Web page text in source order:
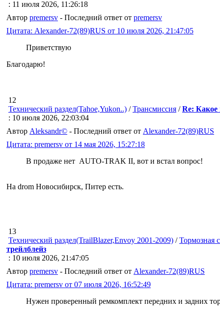
: 11 июля 2026, 11:26:18
Автор premersv - Последний ответ от premersv
Цитата: Alexander-72(89)RUS от 10 июля 2026, 21:47:05
Приветствую
Благодарю!
12
Технический раздел(Tahoe,Yukon..) /Трансмиссия /Re: Какое
: 10 июля 2026, 22:03:04
Автор Aleksandr© - Последний ответ от Alexander-72(89)RUS
Цитата: premersv от 14 мая 2026, 15:27:18
В продаже нет AUTO-TRAK II, вот и встал вопрос!
На drom Новосибирск, Питер есть.
13
Технический раздел(TrailBlazer,Envoy 2001-2009) /Тормозная
трейлблейз
: 10 июля 2026, 21:47:05
Автор premersv - Последний ответ от Alexander-72(89)RUS
Цитата: premersv от 07 июля 2026, 16:52:49
Нужен проверенный ремкомплект передних и задних